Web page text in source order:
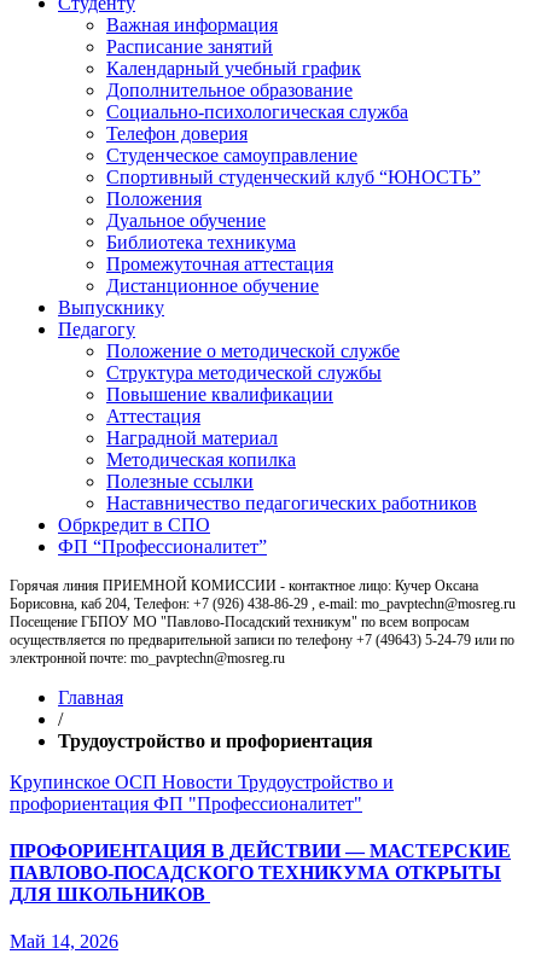
Важная информация
Расписание занятий
Календарный учебный график
Дополнительное образование
Социально-психологическая служба
Телефон доверия
Студенческое самоуправление
Спортивный студенческий клуб “ЮНОСТЬ”
Положения
Дуальное обучение
Библиотека техникума
Промежуточная аттестация
Дистанционное обучение
Выпускнику
Педагогу
Положение о методической службе
Структура методической службы
Повышение квалификации
Аттестация
Наградной материал
Методическая копилка
Полезные ссылки
Наставничество педагогических работников
Обркредит в СПО
ФП “Профессионалитет”
Горячая линия ПРИЕМНОЙ КОМИССИИ - контактное лицо: Кучер Оксана
Борисовна, каб 204, Телефон: +7 (926) 438-86-29 , e-mail: mo_pavptechn@mosreg.ru
Посещение ГБПОУ МО "Павлово-Посадский техникум" по всем вопросам
осуществляется по предварительной записи по телефону +7 (49643) 5-24-79 или по
электронной почте: mo_pavptechn@mosreg.ru
Главная
/
Трудоустройство и профориентация
Крупинское ОСП Новости Трудоустройство и
профориентация ФП "Профессионалитет"
ПРОФОРИЕНТАЦИЯ В ДЕЙСТВИИ — МАСТЕРСКИЕ
ПАВЛОВО‑ПОСАДСКОГО ТЕХНИКУМА ОТКРЫТЫ
ДЛЯ ШКОЛЬНИКОВ
Май 14, 2026